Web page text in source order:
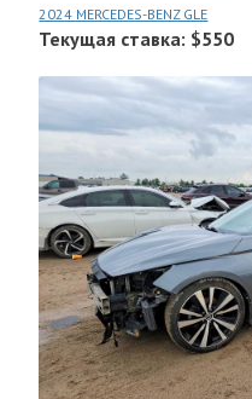
2024 MERCEDES-BENZ GLE
Текущая ставка: $550